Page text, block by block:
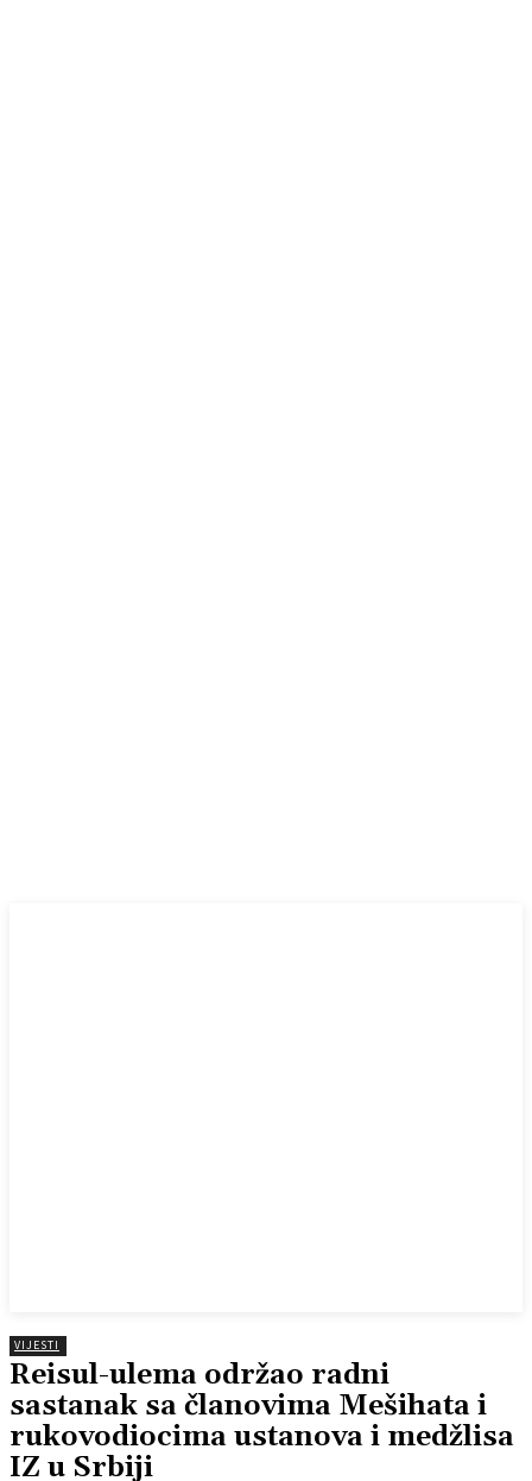
VIJESTI
Reisul-ulema održao radni
sastanak sa članovima Mešihata i
rukovodiocima ustanova i medžlisa
IZ u Srbiji